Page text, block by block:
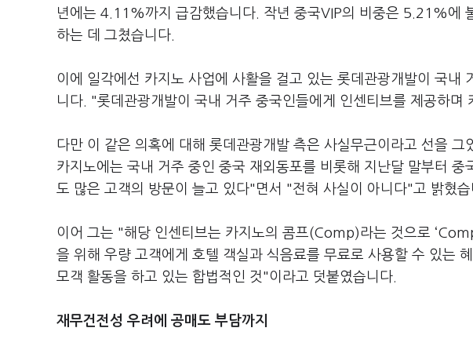
년에는 4.11%까지 급감했습니다. 작년 중국VIP의 비중은 5.21%에
하는 데 그쳤습니다.
이에 일각에선 카지노 사업에 사활을 걸고 있는 롯데관광개발이 국내
니다. "롯데관광개발이 국내 거주 중국인들에게 인센티브를 제공하며
다만 이 같은 의혹에 대해 롯데관광개발 측은 사실무근이라고 선을 그
카지노에는 국내 거주 중인 중국 재외동포를 비롯해 지난달 말부터 중
도 많은 고객의 방문이 늘고 있다"면서 "전혀 사실이 아니다"고 밝혔습
이어 그는 "해당 인센티브는 카지노의 콤프(Comp)라는 것으로
을 위해 우량 고객에게 호텔 객실과 식음료를 무료로 사용할 수 있는
모객 활동을 하고 있는 합법적인 것"이라고 덧붙였습니다.
재무건전성 우려에 공매도 부담까지